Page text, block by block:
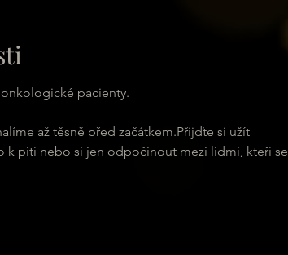
pacienty.
až těsně před začátkem.Přijďte si užít
pití nebo si jen odpočinout mezi lidmi, kteří se